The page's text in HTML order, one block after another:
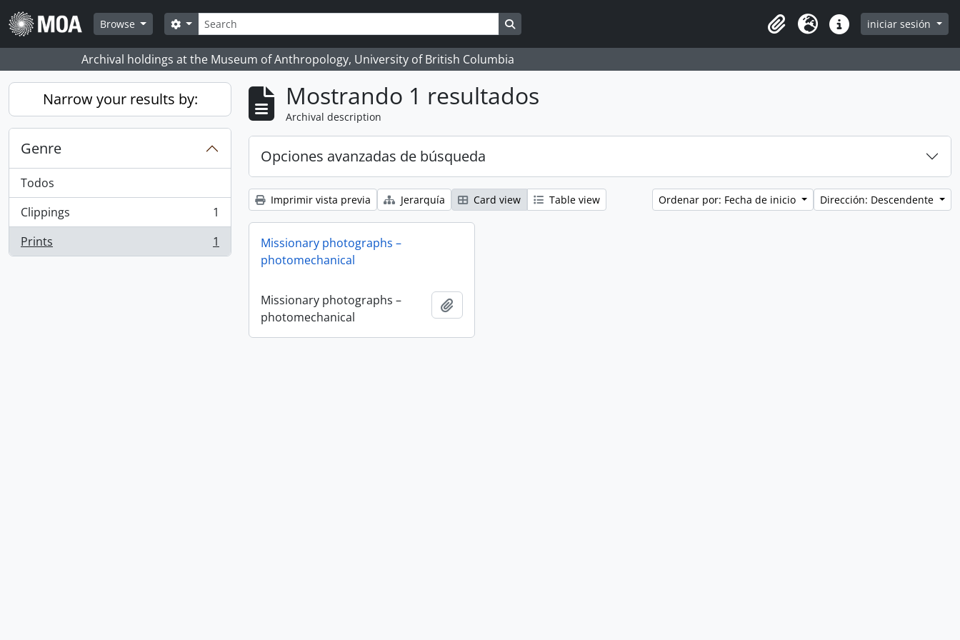
Skip to main content
Browse
Búsqueda
Search options Search in browse page
Clipboard
Idioma Enlaces rápidos
iniciar sesión
Archival holdings at the Museum of Anthropology, University of British Columbia
Narrow your results by:
Genre
Todos
Clippings
, 1 resultados
1
Prints
, 1 resultados 1
Mostrando 1 resultados
Archival description
Opciones avanzadas de búsqueda
Imprimir vista previa Jerarquía Card view Table view Ordenar por: Fecha de inicio Dirección: Descendente
Missionary photographs –
photomechanical
Missionary photographs –
photomechanical